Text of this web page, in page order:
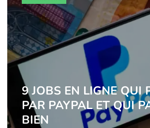
9 JOBS EN LIGNE QUI
PAR PAYPAL ET QUI
BIEN